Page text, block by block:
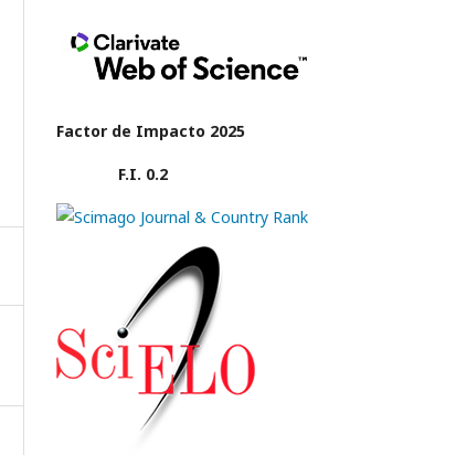
Factor de Impacto 2025
F.I. 0.2